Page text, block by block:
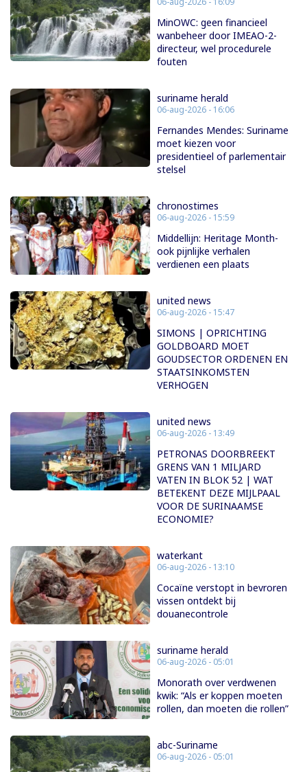
MinOWC: geen financieel
wanbeheer door IMEAO-2-
directeur, wel procedurele
fouten
suriname herald
06-aug-2026 - 16:06
Fernandes Mendes: Suriname
moet kiezen voor
presidentieel of parlementair
stelsel
chronostimes
06-aug-2026 - 15:59
Middellijn: Heritage Month-
ook pijnlijke verhalen
verdienen een plaats
united news
06-aug-2026 - 15:47
SIMONS | OPRICHTING
GOLDBOARD MOET
GOUDSECTOR ORDENEN EN
STAATSINKOMSTEN
VERHOGEN
united news
06-aug-2026 - 13:49
PETRONAS DOORBREEKT
GRENS VAN 1 MILJARD
VATEN IN BLOK 52 | WAT
BETEKENT DEZE MIJLPAAL
VOOR DE SURINAAMSE
ECONOMIE?
waterkant
06-aug-2026 - 13:10
Cocaïne verstopt in bevroren
vissen ontdekt bij
douanecontrole
suriname herald
06-aug-2026 - 05:01
Monorath over verdwenen
kwik: “Als er koppen moeten
rollen, dan moeten die rollen”
abc-Suriname
06-aug-2026 - 05:01